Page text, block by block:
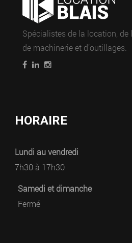
Spécialistes de la location, de
de machinerie et d’outillages.
HORAIRE
Lundi au vendredi
7h30 à 17h30
Samedi et dimanche
Fermé